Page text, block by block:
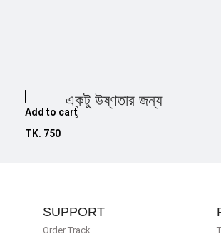
Add to cart
একটু উষ্ণতার জন্য
TK. 750
SUPPORT
Order Track